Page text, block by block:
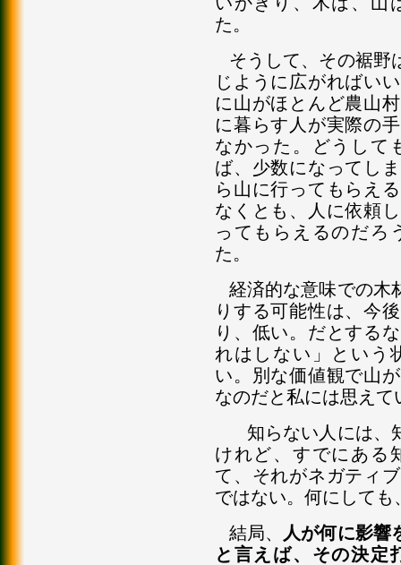
た。
そうして、その裾野
じように広がればい
に山がほとんど農山
に暮らす人が実際の
なかった。どうして
ば、少数になってし
ら山に行ってもらえ
なくとも、人に依頼
ってもらえるのだ
た。
経済的な意味での木
りする可能性は、今
り、低い。だとする
れはしない」という
い。別な価値観で山
なのだと私には思えて
知らない人には、
けれど、すでにある
て、それがネガティ
ではない。何にして
結局、
人が何に影響
と言えば、その決定